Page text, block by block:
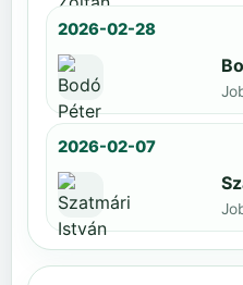
2026-02-28
2026-02-07